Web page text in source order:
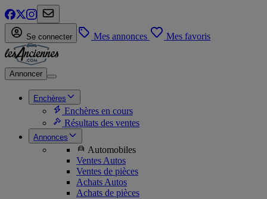
Se connecter Mes annonces Mes favoris
Annoncer
Enchères
Enchères en cours
Résultats des ventes
Annonces
Automobiles
Ventes Autos
Ventes de pièces
Achats Autos
Achats de pièces